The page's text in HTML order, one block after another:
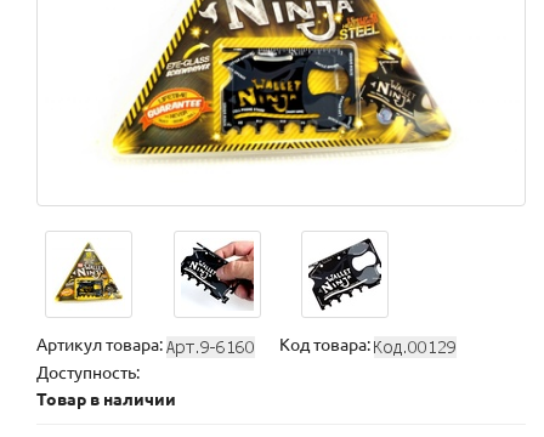
Артикул товара:
Код товара:
Доступность:
Товар в наличии